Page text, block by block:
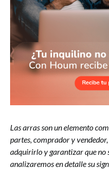
Las arras son un elemento
partes, comprador y
adquirirlo y garantizar que no
analizaremos en detalle su